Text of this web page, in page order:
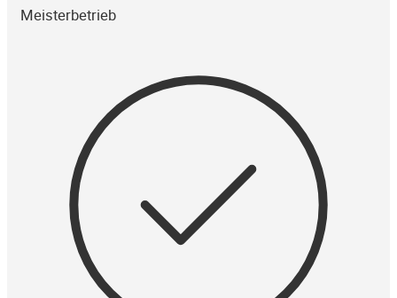
Meisterbetrieb